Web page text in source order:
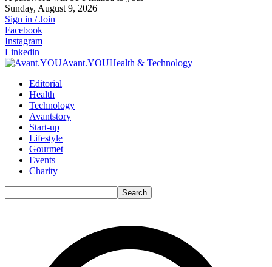
Sunday, August 9, 2026
Sign in / Join
Facebook
Instagram
Linkedin
Avant.YOUHealth & Technology
Editorial
Health
Technology
Avantstory
Start-up
Lifestyle
Gourmet
Events
Charity
Search